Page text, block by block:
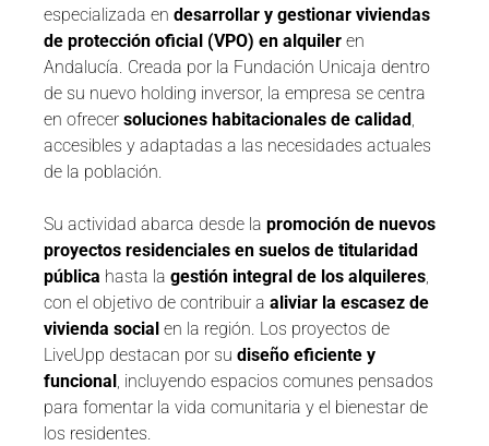
especializada en desarrollar y gestionar viviendas
de protección oficial (VPO) en alquiler en
Andalucía. Creada por la Fundación Unicaja dentro
de su nuevo holding inversor, la empresa se centra
en ofrecer soluciones habitacionales de calidad
accesibles y adaptadas a las necesidades actuales
de la población.
Su actividad abarca desde la promoción de nuevos
proyectos residenciales en suelos de titularidad
pública hasta la gestión integral de los alquileres
con el objetivo de contribuir a aliviar la escasez de
vivienda social en la región. Los proyectos de
LiveUpp destacan por su diseño eficiente y
funcional , incluyendo espacios comunes pensados
para fomentar la vida comunitaria y el bienestar de
los residentes.